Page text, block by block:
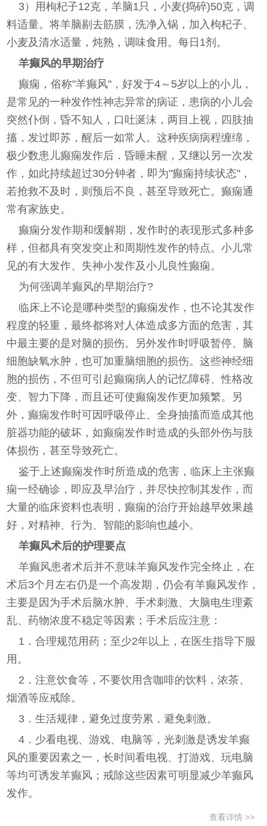
3）用枸杞子12克，羊脑1只，小麦(捣碎)50克，调
料适量。将羊脑剔去筋膜，洗净入锅，加入枸杞子、
小麦及清水适量，炖熟，调味食用。每日1剂。
羊癫风的早期治疗
癫痫，俗称"羊癫风"，好发于4～5岁以上的小儿，
是常见的一种发作性神志异常的病证，患病的小儿会
突然仆倒，昏不知人，口吐涎沫，两目上视，四肢抽
搐，发过即苏，醒后一如常人。这种疾病病程缠绵，
极少数患儿癫痫发作后．昏睡未醒，又继以另一次发
作，如此持续超过30分钟者，即为"癫痫持续状态"，
若抢救不及时，则预后不良，甚至导致死亡。癫痫通
常有家族史。
癫痫分发作期和缓解期，发作时的表现形式多种多
样，但都具有突发突止和周期性发作的特点。小儿常
见的有大发作、失神小发作及小儿良性癫痫。
为何强调羊癫风的早期治疗?
临床上不论是哪种类型的癫痫发作，也不论其发作
程度的轻重，最终都将对人体造成多方面的危害，其
中最主要的是对脑的损伤。另外发作时呼吸暂停、脑
细胞缺氧水肿，也可加重脑细胞的损伤。这些神经细
胞的损伤，不但可引起癫痫病人的记忆障碍、性格改
变、智力下降，而且还可使癫痫发作更加频繁。另
外，癫痫发作时可因呼吸停止、全身抽搐而造成其他
脏器功能的破坏，如癫痫发作时造成的头部外伤与肢
体损伤，甚至导致死亡。
鉴于上述癫痫发作时所造成的危害，临床上主张癫
痫一经确诊，即应及早治疗，并尽快控制其发作，而
大量的临床资料也表明，癫痫的治疗开始越早效果越
好，对精神、行为、智能的影响也越小。
羊癫风术后的护理要点
羊癫风患者术后并不意味羊癫风发作完全终止，在
术后3个月左右仍是一个高发期，仍会有羊癫风发作，
主要是因为手术后脑水肿、手术刺激、大脑电生理紊
乱、药物浓度不稳定等因素；手术后应注意：
1．合理规范用药；至少2年以上，在医生指导下服
用。
2．注意饮食等，不要饮用含咖啡的饮料，浓茶、
烟酒等应戒除。
3．生活规律，避免过度劳累，避免刺激。
4．少看电视、游戏、电脑等，光刺激是诱发羊癫
风的重要因素之一，长时间看电视、打游戏、玩电脑
等均可诱发羊癫风；戒除这些因素可明显减少羊癫风
发作。
查看详情 >>